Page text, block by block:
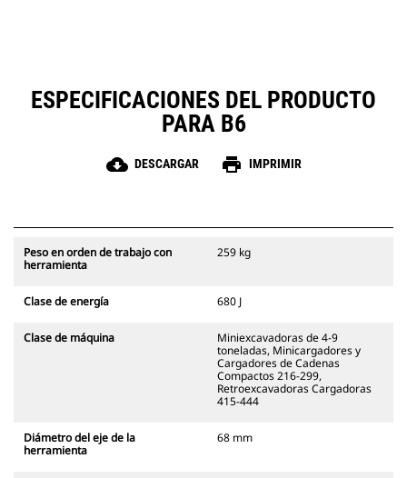
ESPECIFICACIONES DEL PRODUCTO
PARA B6
cloud_download DESCARGAR print IMPRIMIR
Peso en orden de trabajo con
herramienta
259 kg
Clase de energía 680 J
Clase de máquina
Miniexcavadoras de 4-9
toneladas, Minicargadores y
Cargadores de Cadenas
Compactos 216-299,
Retroexcavadoras Cargadoras
415-444
Diámetro del eje de la
herramienta
68 mm